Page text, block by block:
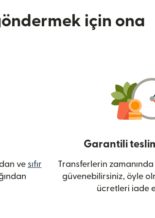
için ona
ve sıfır
açılır)
Garantili
Transferlerin
güvenebilirsiniz, öyle
ücretleri iade